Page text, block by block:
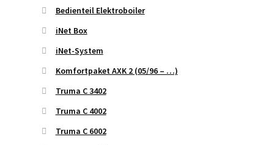
Bedienteil Elektroboiler
iNet Box
iNet-System
Komfortpaket AXK 2 (05/96 – …)
Truma C 3402
Truma C 4002
Truma C 6002